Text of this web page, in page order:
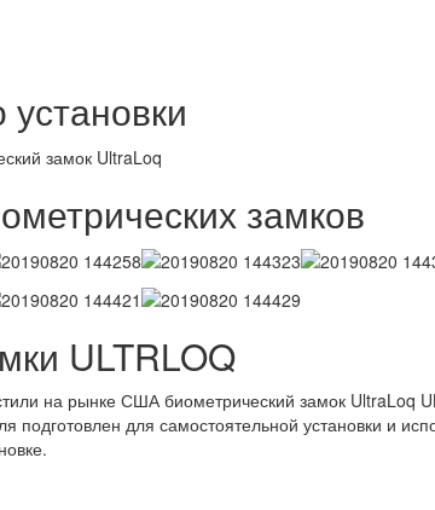
установки
замков
ULTRLOQ
на рынке США биометрический замок UltraLoq
для самостоятельной установки и